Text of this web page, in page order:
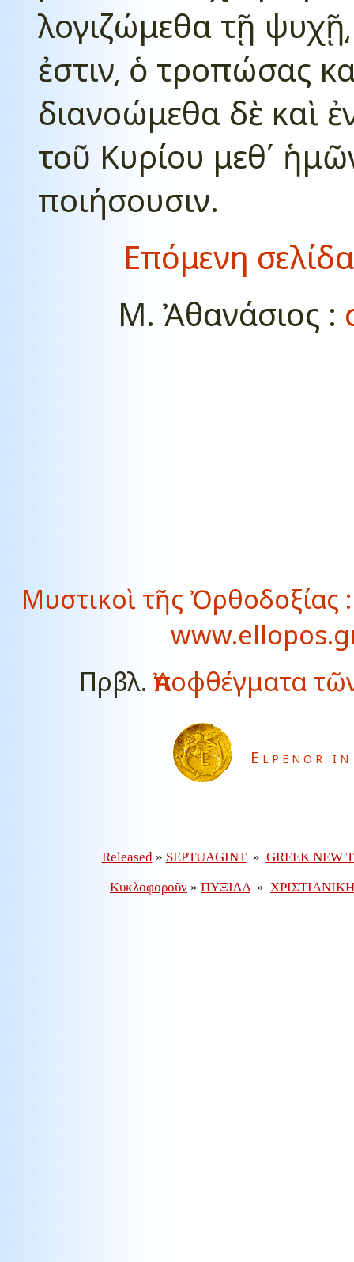
λογιζώμεθα τῇ
ἐστιν͵ ὁ τροπώσας
διανοώμεθα δὲ καὶ
τοῦ Κυρίου μεθ΄
ποιήσουσιν.
Επόμενη
Μ. Ἀθανάσιος :
Μυστικοὶ τῆς Ὀρθοδοξίας :
Πρβλ. Ἀποφθέγματα
Elpenor